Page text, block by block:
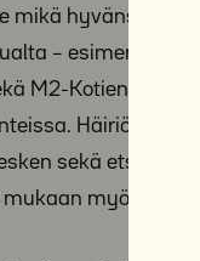
mikä hyvänsä, jos
– esimerkiksi
M2-Kotien
sekä
myös